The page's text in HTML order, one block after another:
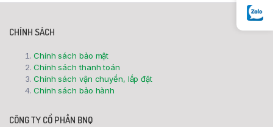
CHÍNH SÁCH
Chính sách bảo mật
Chính sách thanh toán
Chính sách vận chuyển, lắp đặt
Chính sách bảo hành
CÔNG TY CỔ PHẦN BNQ